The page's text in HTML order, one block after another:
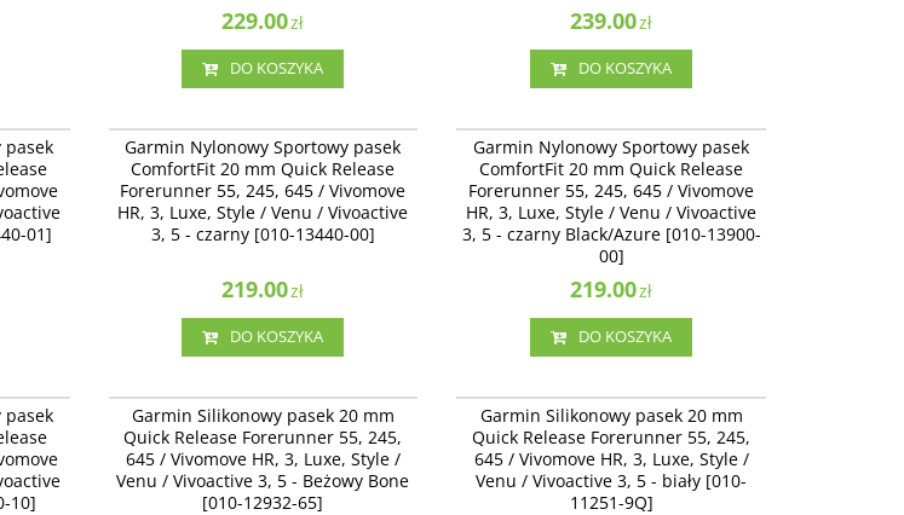
229.00zł
DO KOSZYKA
239.00zł
DO KOSZYKA
645
01]
pasek
01]
Garmin Nylonowy Sportowy pasek ComfortFit
20 mm Quick Release Forerunner 55, 245, 645
/ Vivomove HR, 3, Luxe, Style / Venu /
Vivoactive 3, 5 - czarny [010-13440-00]
Garmin Nylonowy Sportowy pasek
ComfortFit 20 mm Quick Release
Forerunner 55, 245, 645 / Vivomove
HR, 3, Luxe, Style / Venu / Vivoactive
3, 5 - czarny [010-13440-00]
219.00zł
DO KOSZYKA
Garmin Nylonowy Sportowy pasek ComfortFit
20 mm Quick Release Forerunner 55, 245, 645
/ Vivomove HR, 3, Luxe, Style / Venu /
Vivoactive 3, 5 - czarny Black/Azure [010-
13900-00]
Garmin Nylonowy Sportowy pasek
ComfortFit 20 mm Quick Release
Forerunner 55, 245, 645 / Vivomove
HR, 3, Luxe, Style / Venu / Vivoactive
3, 5 - czarny Black/Azure [010-13900-
00]
219.00zł
DO KOSZYKA
645
10]
pasek
10]
Garmin Silikonowy pasek 20 mm Quick
Release Forerunner 55, 245, 645 / Vivomove
HR, 3, Luxe, Style / Venu / Vivoactive 3, 5 -
Beżowy Bone [010-12932-64]
Garmin Silikonowy pasek 20 mm
Quick Release Forerunner 55, 245,
645 / Vivomove HR, 3, Luxe, Style /
Venu / Vivoactive 3, 5 - Beżowy Bone
[010-12932-65]
Garmin Silikonowy pasek 20 mm Quick
Release Forerunner 55, 245, 645 / Vivomove
HR, 3, Luxe, Style / Venu / Vivoactive 3 - biały
[010-11251-9Q]
Garmin Silikonowy pasek 20 mm
Quick Release Forerunner 55, 245,
645 / Vivomove HR, 3, Luxe, Style /
Venu / Vivoactive 3, 5 - biały [010-
11251-9Q]